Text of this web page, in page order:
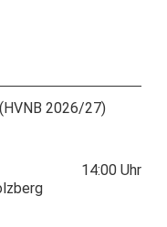
2026/27)
14:00 Uhr